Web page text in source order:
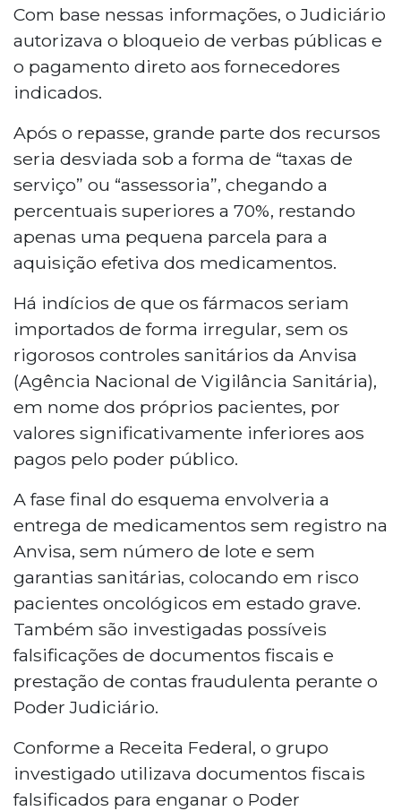
Com base nessas informações, o Judiciário
autorizava o bloqueio de verbas públicas e
o pagamento direto aos fornecedores
indicados.
Após o repasse, grande parte dos recursos
seria desviada sob a forma de “taxas de
serviço” ou “assessoria”, chegando a
percentuais superiores a 70%, restando
apenas uma pequena parcela para a
aquisição efetiva dos medicamentos.
Há indícios de que os fármacos seriam
importados de forma irregular, sem os
rigorosos controles sanitários da Anvisa
(Agência Nacional de Vigilância Sanitária),
em nome dos próprios pacientes, por
valores significativamente inferiores aos
pagos pelo poder público.
A fase final do esquema envolveria a
entrega de medicamentos sem registro na
Anvisa, sem número de lote e sem
garantias sanitárias, colocando em risco
pacientes oncológicos em estado grave.
Também são investigadas possíveis
falsificações de documentos fiscais e
prestação de contas fraudulenta perante o
Poder Judiciário.
Conforme a Receita Federal, o grupo
investigado utilizava documentos fiscais
falsificados para enganar o Poder